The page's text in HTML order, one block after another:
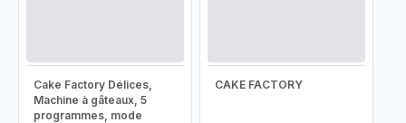
Cake Factory Délices,
Machine à gâteaux, 5
programmes, mode
CAKE FACTORY